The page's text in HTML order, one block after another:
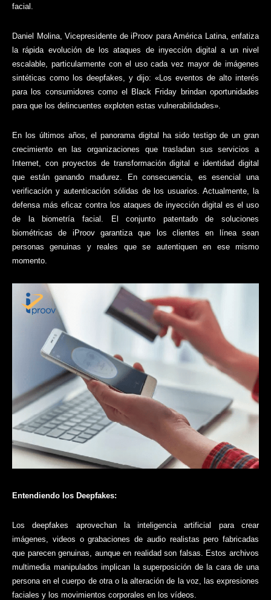
facial.
Daniel Molina, Vicepresidente de iProov para América Latina, enfatiza
la rápida evolución de los ataques de inyección digital a un nivel
escalable, particularmente con el uso cada vez mayor de imágenes
sintéticas como los deepfakes, y dijo: «Los eventos de alto interés
para los consumidores como el Black Friday brindan oportunidades
para que los delincuentes exploten estas vulnerabilidades».
En los últimos años, el panorama digital ha sido testigo de un gran
crecimiento en las organizaciones que trasladan sus servicios a
Internet, con proyectos de transformación digital e identidad digital
que están ganando madurez. En consecuencia, es esencial una
verificación y autenticación sólidas de los usuarios. Actualmente, la
defensa más eficaz contra los ataques de inyección digital es el uso
de la biometría facial. El conjunto patentado de soluciones
biométricas de iProov garantiza que los clientes en línea sean
personas genuinas y reales que se autentiquen en ese mismo
momento.
Entendiendo los Deepfakes:
Los deepfakes aprovechan la inteligencia artificial para crear
imágenes, videos o grabaciones de audio realistas pero fabricadas
que parecen genuinas, aunque en realidad son falsas. Estos archivos
multimedia manipulados implican la superposición de la cara de una
persona en el cuerpo de otra o la alteración de la voz, las expresiones
faciales y los movimientos corporales en los vídeos.